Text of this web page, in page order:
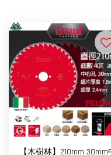
【木樹林】210mm 30mm